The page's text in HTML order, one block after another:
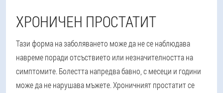
ХРОНИЧЕН ПРОСТАТИТ
Тази форма на заболяването може да не се наблюдава
навреме поради отсъствието или незначителността на
симптомите. Болестта напредва бавно, с месеци и години
може да не нарушава мъжете. Хроничният простатит се